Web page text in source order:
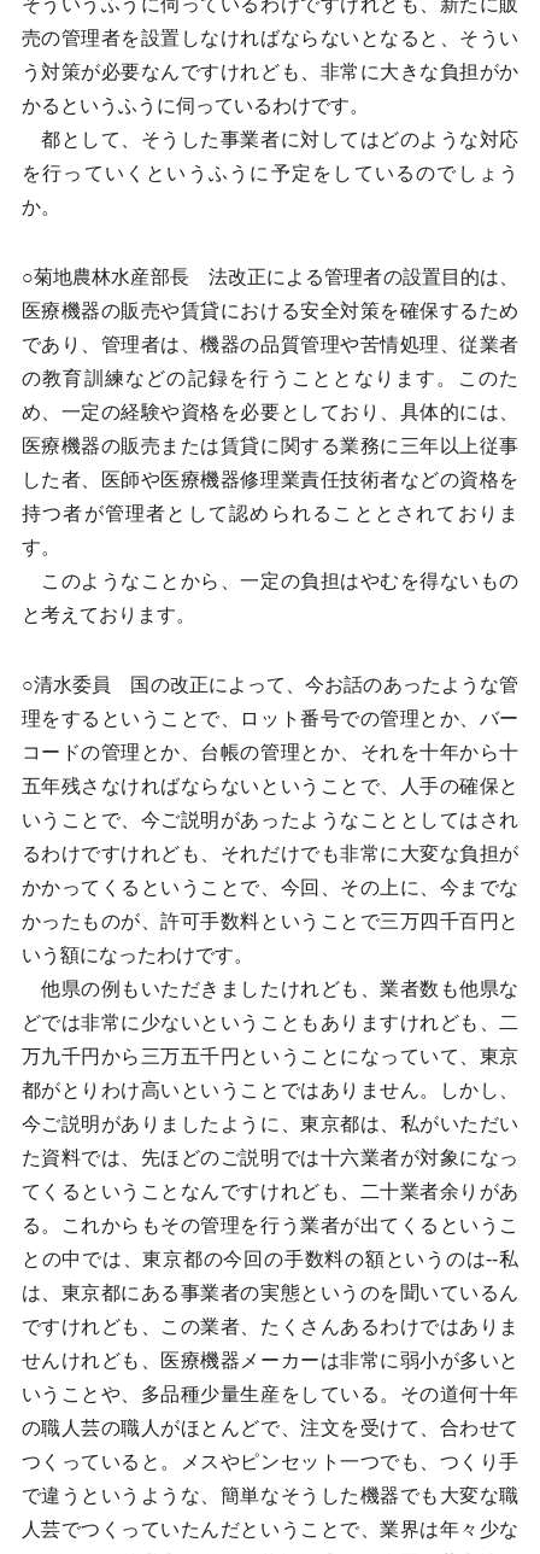
そういうふうに伺っているわけですけれども、新たに販
売の管理者を設置しなければならないとなると、そうい
う対策が必要なんですけれども、非常に大きな負担がか
かるというふうに伺っているわけです。
都として、そうした事業者に対してはどのような対応
を行っていくというふうに予定をしているのでしょう
か。
○菊地農林水産部長 法改正による管理者の設置目的は、
医療機器の販売や賃貸における安全対策を確保するため
であり、管理者は、機器の品質管理や苦情処理、従業者
の教育訓練などの記録を行うこととなります。このた
め、一定の経験や資格を必要としており、具体的には、
医療機器の販売または賃貸に関する業務に三年以上従事
した者、医師や医療機器修理業責任技術者などの資格を
持つ者が管理者として認められることとされておりま
す。
このようなことから、一定の負担はやむを得ないもの
と考えております。
○清水委員 国の改正によって、今お話のあったような管
理をするということで、ロット番号での管理とか、バー
コードの管理とか、台帳の管理とか、それを十年から十
五年残さなければならないということで、人手の確保と
いうことで、今ご説明があったようなこととしてはされ
るわけですけれども、それだけでも非常に大変な負担が
かかってくるということで、今回、その上に、今までな
かったものが、許可手数料ということで三万四千百円と
いう額になったわけです。
他県の例もいただきましたけれども、業者数も他県な
どでは非常に少ないということもありますけれども、二
万九千円から三万五千円ということになっていて、東京
都がとりわけ高いということではありません。しかし、
今ご説明がありましたように、東京都は、私がいただい
た資料では、先ほどのご説明では十六業者が対象になっ
てくるということなんですけれども、二十業者余りがあ
る。これからもその管理を行う業者が出てくるというこ
との中では、東京都の今回の手数料の額というのは--私
は、東京都にある事業者の実態というのを聞いているん
ですけれども、この業者、たくさんあるわけではありま
せんけれども、医療機器メーカーは非常に弱小が多いと
いうことや、多品種少量生産をしている。その道何十年
の職人芸の職人がほとんどで、注文を受けて、合わせて
つくっていると。メスやピンセット一つでも、つくり手
で違うというような、簡単なそうした機器でも大変な職
人芸でつくっていたんだということで、業界は年々少な